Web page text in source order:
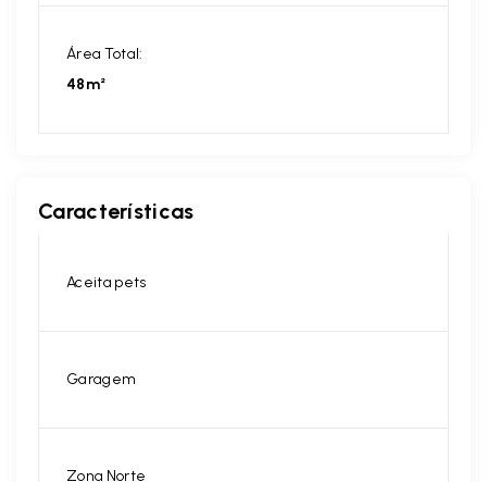
Área Total:
48m²
Características
Aceita pets
Garagem
Zona Norte